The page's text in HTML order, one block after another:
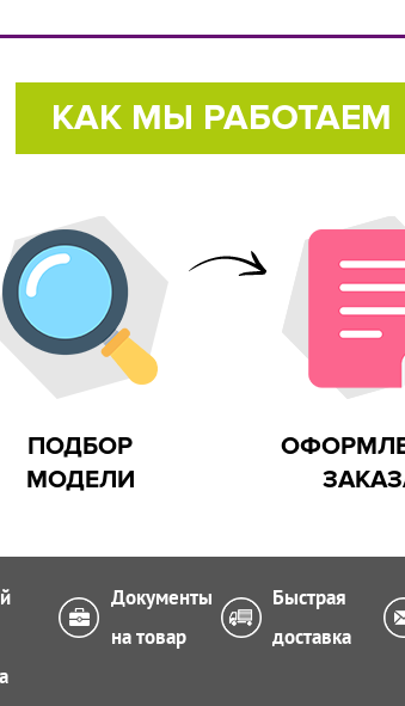
детей Экологичное сырье
КАК МЫ РАБОТАЕМ
ПОДБОР
МОДЕЛИ
Документы
на товар
Быстрая
доставка